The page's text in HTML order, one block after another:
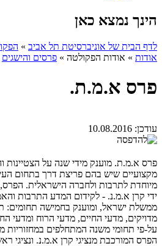
הינך נמצא כאן
לדף הבית של אוניברסיטת תל אביב »
אודות » אודות הפקולטה » פרסים והישגים
פרס א.מ.ת.
עודכן: 10.08.2016
פרס א.מ.ת. מוענק מידי שנה על הצטיינות
מקצועיים שיש בהם פריצת דרך בתחום
מיוחדת לתרבות ולחברה הישראלית. הפרס,
ידי קרן א.מ.נ. - לקידום המדע התרבות
ממשלת ישראל, ומוענק בחמישה תחומים:
מדויקים, מדעי החיים, מדעי הרוח ומדעי
על-פי תחומי משנה המתחלפים במחזוריות
הפרס המורכבת מנציגי קרן א.מ.נ. ונציגי